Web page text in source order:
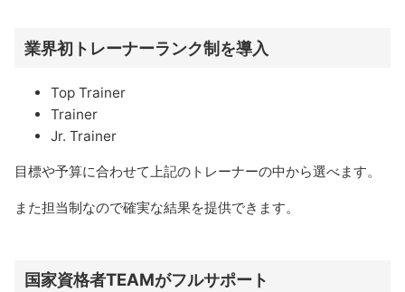
業界初トレーナーランク制を導入
Top Trainer
Trainer
Jr. Trainer
目標や予算に合わせて上記のトレーナーの中から選べます。
また担当制なので確実な結果を提供できます。
国家資格者TEAMがフルサポート